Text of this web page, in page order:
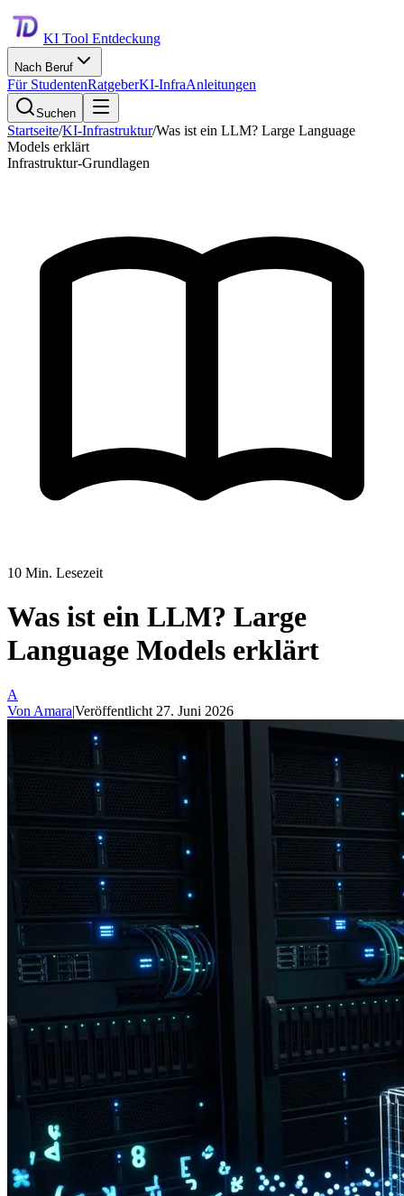
KI Tool Entdeckung
Nach Beruf
Für StudentenRatgeberKI-InfraAnleitungen
Suchen
Startseite/KI-Infrastruktur/Was ist ein LLM? Large Language
Models erklärt
Infrastruktur-Grundlagen
10 Min. Lesezeit
Was ist ein LLM? Large
Language Models erklärt
A
Von Amara|Veröffentlicht 27. Juni 2026